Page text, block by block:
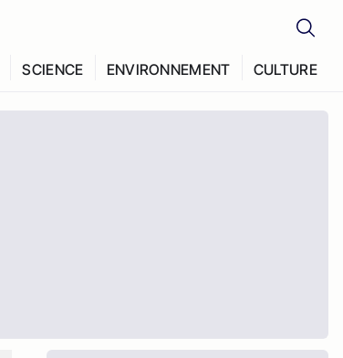
SCIENCE ENVIRONNEMENT CULTURE